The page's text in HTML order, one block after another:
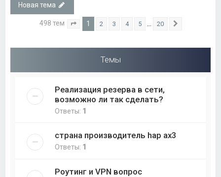
Новая тема
498 тем Страница из 20
1 2 3 4 5 20
Темы
Реализация резерва в сети,
возможно ли так сделать?
Ответы: 1
страна производитель hap ax3
Ответы: 1
Роутинг и VPN вопрос